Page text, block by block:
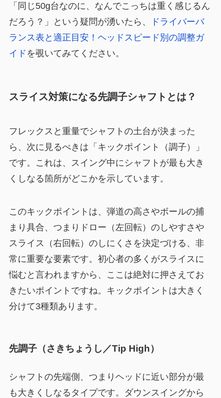
「同じ50g台なのに、なんでこっちは重く感じるん
だろう？」という疑問が湧いたら、
ドライバーバ
ランス表と適正目安！ヘッドスピード別の調整ガ
イド を覗いてみてください。
スライス対策になる先調子シャフトとは？
フレックスと重量でシャフトの土台が決まった
ら、次に見るべきは「キックポイント（調子）」
です。これは、スイング中にシャフトが最も大き
くしなる箇所がどこかを示しています。
このキックポイントは、弾道の高さやボールの捕
まり具合、つまりドロー（左回転）のしやすさや
スライス（右回転）のしにくさを決定づける、非
常に重要な要素です。初心者の多くがスライスに
悩むと言われますから、ここは絶対に押さえてお
きたいポイントですね。キックポイントは大きく
分けて3種類あります。
先調子（さきちょうし／Tip High）
シャフトの先端側、つまりヘッドに近い部分が最
も大きくしなるタイプです。ダウンスイングから